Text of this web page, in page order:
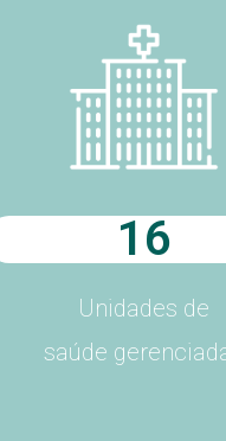
16
Unidades de
saúde